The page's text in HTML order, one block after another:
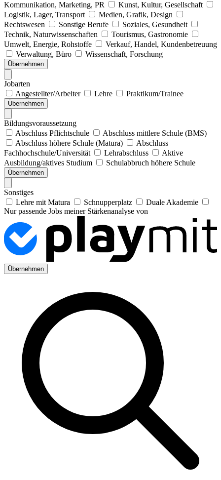
Kommunikation, Marketing, PR
Kunst, Kultur, Gesellschaft
Logistik, Lager, Transport
Medien, Grafik, Design
Rechtswesen
Sonstige Berufe
Soziales, Gesundheit
Technik, Naturwissenschaften
Tourismus, Gastronomie
Umwelt, Energie, Rohstoffe
Verkauf, Handel, Kundenbetreuung
Verwaltung, Büro
Wissenschaft, Forschung
Übernehmen
Jobarten
Angestellter/Arbeiter
Lehre Praktikum/Trainee
Übernehmen
Bildungsvoraussetzung
Abschluss Pflichtschule
Abschluss mittlere Schule (BMS)
Abschluss höhere Schule (Matura)
Abschluss
Fachhochschule/Universität
Lehrabschluss
Aktive
Ausbildung/aktives Studium
Schulabbruch höhere Schule
Übernehmen
Sonstiges
Lehre mit Matura
Schnupperplatz
Duale Akademie
Nur passende Jobs meiner Stärkenanalyse von
Übernehmen